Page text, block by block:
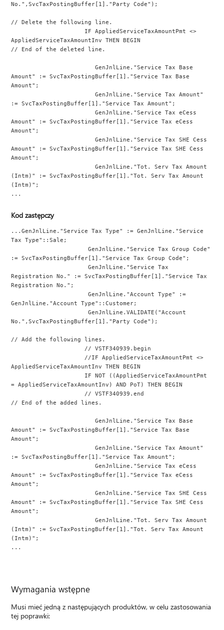
No.",SvcTaxPostingBuffer[1]."Party Code");
// Delete the following line.
AppliedServiceTaxAmountInv THEN BEGIN
// End of the deleted line.
                        GenJnlLine."Service Tax Base
Amount" := SvcTaxPostingBuffer[1]."Service Tax Base
Amount";
                        GenJnlLine."Service Tax Amount"
:= SvcTaxPostingBuffer[1]."Service Tax Amount";
                        GenJnlLine."Service Tax eCess
Amount" := SvcTaxPostingBuffer[1]."Service Tax eCess
Amount";
                        GenJnlLine."Service Tax SHE Cess
Amount" := SvcTaxPostingBuffer[1]."Service Tax SHE Cess
Amount";
                        GenJnlLine."Tot. Serv Tax Amount
(Intm)" := SvcTaxPostingBuffer[1]."Tot. Serv Tax Amount
(Intm)";
...
Kod zastępczy
...GenJnlLine."Service Tax Type" := GenJnlLine."Service
Tax Type"::Sale;
                      GenJnlLine."Service Tax Group Code"
:= SvcTaxPostingBuffer[1]."Service Tax Group Code";
                      GenJnlLine."Service Tax
Registration No." := SvcTaxPostingBuffer[1]."Service Tax
Registration No.";
                      GenJnlLine."Account Type" :=
GenJnlLine."Account Type"::Customer;
                      GenJnlLine.VALIDATE("Account
No.",SvcTaxPostingBuffer[1]."Party Code");
// Add the following lines.
                     // VSTF340939.begin
AppliedServiceTaxAmountInv THEN BEGIN
= AppliedServiceTaxAmountInv) AND PoT) THEN BEGIN
                     // VSTF340939.end
// End of the added lines.
                        GenJnlLine."Service Tax Base
Amount" := SvcTaxPostingBuffer[1]."Service Tax Base
Amount";
                        GenJnlLine."Service Tax Amount"
:= SvcTaxPostingBuffer[1]."Service Tax Amount";
                        GenJnlLine."Service Tax eCess
Amount" := SvcTaxPostingBuffer[1]."Service Tax eCess
Amount";
                        GenJnlLine."Service Tax SHE Cess
Amount" := SvcTaxPostingBuffer[1]."Service Tax SHE Cess
Amount";
                        GenJnlLine."Tot. Serv Tax Amount
(Intm)" := SvcTaxPostingBuffer[1]."Tot. Serv Tax Amount
(Intm)";
...
Wymagania wstępne
Musi mieć jedną z następujących produktów, w celu zastosowania
tej poprawki: